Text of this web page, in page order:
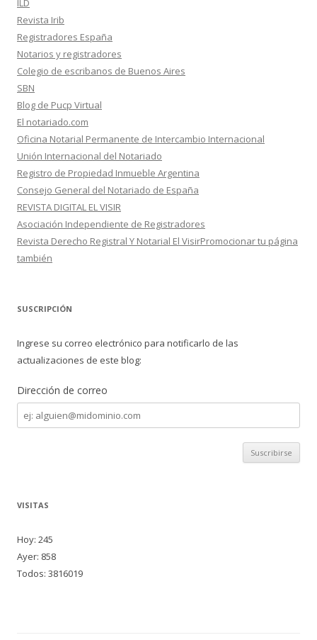
ILD
Revista Irib
Registradores España
Notarios y registradores
Colegio de escribanos de Buenos Aires
SBN
Blog de Pucp Virtual
El notariado.com
Oficina Notarial Permanente de Intercambio Internacional
Unión Internacional del Notariado
Registro de Propiedad Inmueble Argentina
Consejo General del Notariado de España
REVISTA DIGITAL EL VISIR
Asociación Independiente de Registradores
Revista Derecho Registral Y Notarial El VisirPromocionar tu página
también
SUSCRIPCIÓN
Ingrese su correo electrónico para notificarlo de las
actualizaciones de este blog:
Dirección de correo
Dirección
de
correo
VISITAS
Hoy: 245
Ayer: 858
Todos: 3816019